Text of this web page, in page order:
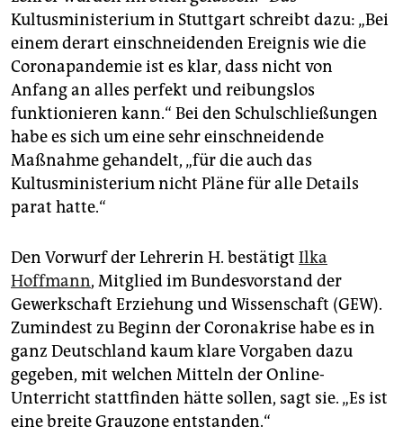
Kultusministerium in Stuttgart schreibt dazu: „Bei
einem derart einschneidenden Ereignis wie die
Coronapandemie ist es klar, dass nicht von
Anfang an alles perfekt und reibungslos
funktionieren kann.“ Bei den Schulschließungen
habe es sich um eine sehr einschneidende
Maßnahme gehandelt, „für die auch das
Kultusministerium nicht Pläne für alle Details
parat hatte.“
Den Vorwurf der Lehrerin H. bestätigt Ilka
Hoffmann, Mitglied im Bundesvorstand der
Gewerkschaft Erziehung und Wissenschaft (GEW).
Zumindest zu Beginn der Coronakrise habe es in
ganz Deutschland kaum klare Vorgaben dazu
gegeben, mit welchen Mitteln der Online-
Unterricht stattfinden hätte sollen, sagt sie. „Es ist
eine breite Grauzone entstanden.“